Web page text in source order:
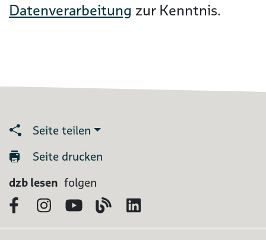
Datenverarbeitung zur Kenntnis.
Seite teilen
Seite drucken
dzb lesen folgen
FacebookInstagram
YouTubeBlog